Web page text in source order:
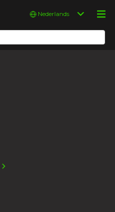
Kies
taal